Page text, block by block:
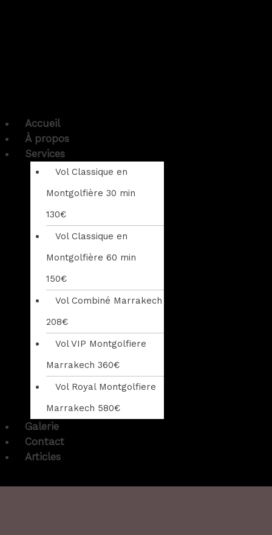
Accueil
À propos
Services
Vol Classique en
Montgolfière 30 min
130€
Vol Classique en
Montgolfière 60 min
150€
Vol Combiné Marrakech
208€
Vol VIP Montgolfiere
Marrakech 360€
Vol Royal Montgolfiere
Marrakech 580€
Galerie
Contact
Articles